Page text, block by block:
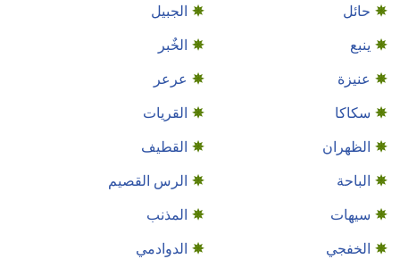
حائل
الجبيل
ينبع
الخٌبر
عنيزة
عرعر
سكاكا
القريات
الظهران
القطيف‎
الباحة
الرس القصيم
سيهات
المذنب
الخفجي
الدوادمي